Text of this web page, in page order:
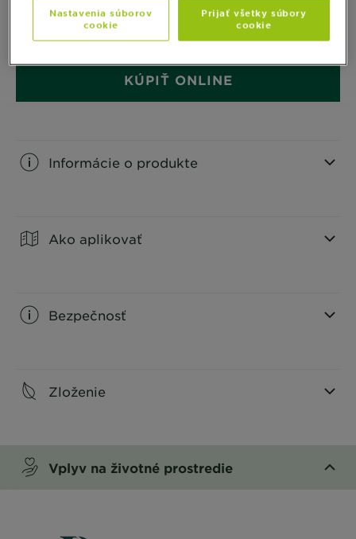
ZOBRAZIŤ VIAC
1 BALENIE
KÚPIŤ ONLINE
Informácie o produkte
Ako aplikovať
Bezpečnosť
Zloženie
Vplyv na životné prostredie
Nastavenia súborov
cookie
Prijať všetky súbory
cookie